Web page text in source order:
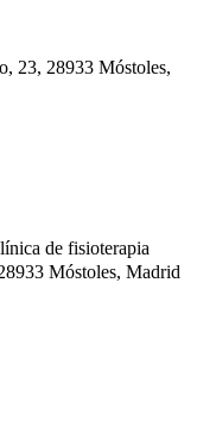
23, 28933 Móstoles,
de fisioterapia
Móstoles, Madrid